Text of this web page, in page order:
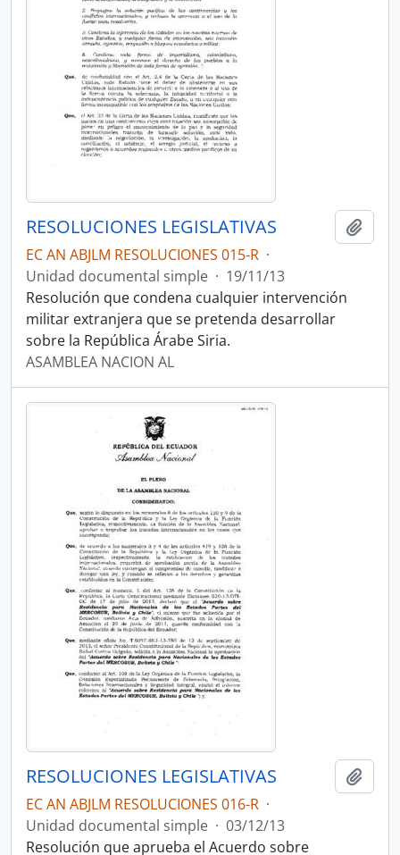
RESOLUCIONES LEGISLATIVAS
EC AN ABJLM RESOLUCIONES 015-R ·
Unidad documental simple · 19/11/13
Resolución que condena cualquier intervención
militar extranjera que se pretenda desarrollar
sobre la República Árabe Siria.
ASAMBLEA NACION AL
RESOLUCIONES LEGISLATIVAS
EC AN ABJLM RESOLUCIONES 016-R ·
Unidad documental simple · 03/12/13
Resolución que aprueba el Acuerdo sobre